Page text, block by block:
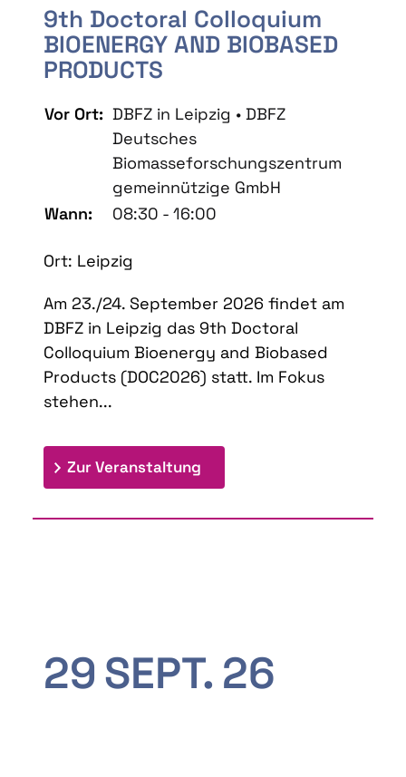
9th Doctoral Colloquium
BIOENERGY AND BIOBASED
PRODUCTS
Vor Ort: DBFZ in Leipzig • DBFZ
Deutsches
Biomasseforschungszentrum
gemeinnützige GmbH
Wann:
08:30 - 16:00
Ort: Leipzig
Am 23./24. September 2026 findet am
DBFZ in Leipzig das 9th Doctoral
Colloquium Bioenergy and Biobased
Products (DOC2026) statt. Im Fokus
stehen...
Zur Veranstaltung
29SEPT. 26